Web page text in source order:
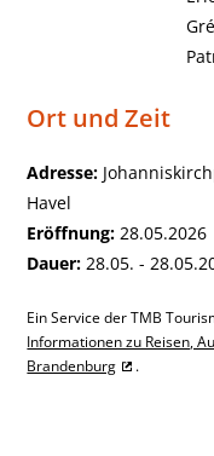
Ort und Zeit
Adresse:
Havel
Eröffnung:
Dauer: 28.05. -
Ein Service der TMB
Informationen zu Reisen,
Brandenburg
.